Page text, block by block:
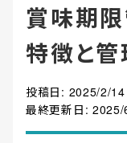
お役立ち情報
賞味期
特徴と
投稿日: 2025/2/14
最終更新日: 2025/